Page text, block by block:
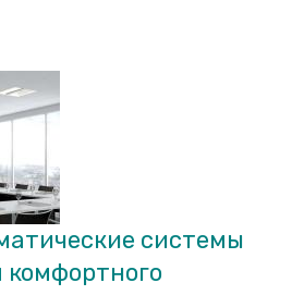
системы
комфортного